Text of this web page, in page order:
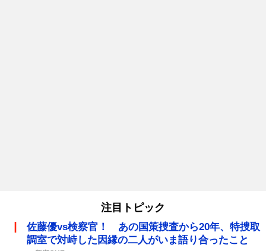
注目トピック
佐藤優vs検察官！ あの国策捜査から20年、特捜取
調室で対峙した因縁の二人がいま語り合ったこと